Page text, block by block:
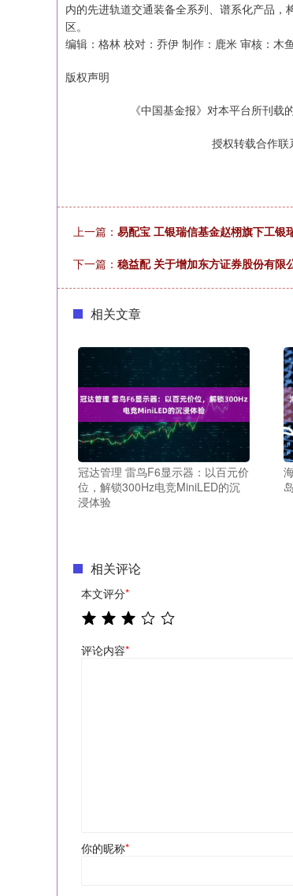
内的先进轨道交通装备全系列、谱系化产品
区。
编辑：格林 校对：乔伊 制作：鹿米 审核：木鱼
版权声明
《中国基金报》对本平台所刊载
授权转载合作
上一篇： 易配宝 工银瑞信基金赵栩旗下工银
下一篇： 稳益配 关于增加东方证券股份有限
相关文章
冠达管理 雷鸟F6显示器：以百元价
位，解锁300Hz电竞MiniLED的沉
浸体验
相关评论
本文评分*
评论内容*
你的昵称*